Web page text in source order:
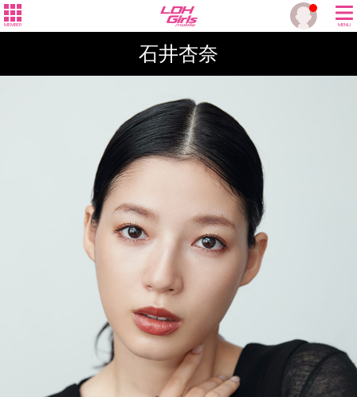
MEMBER MENU
石井杏奈